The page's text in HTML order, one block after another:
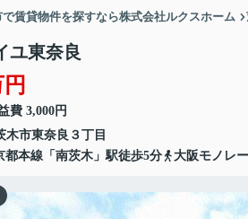
で賃貸物件を探すなら株式会社ルクスホーム
ユ東奈良
費 3,000円
木市東奈良 ３丁目
都本線「南茨木」駅徒歩5分
大阪モノレ